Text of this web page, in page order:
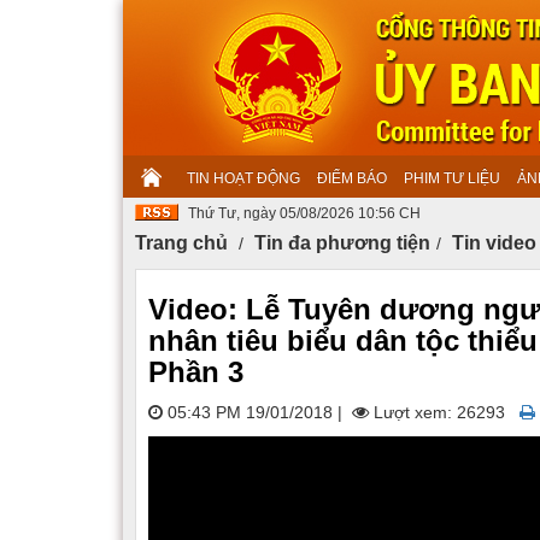
TIN HOẠT ĐỘNG ĐIỂM BÁO PHIM TƯ LIỆU
Thứ Tư, ngày 05/08/2026 10:56 CH
Trang chủ Tin đa phương tiện Tin video
Video: Lễ Tuyên dương
nhân tiêu biểu dân tộc
Phần 3
05:43 PM 19/01/2018 | Lượt xem: 26293